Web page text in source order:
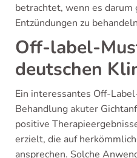
betrachtet, wenn es darum
Entzündungen zu
Off-label-
deutschen
Ein interessantes Off-
Behandlung akuter
positive
erzielt, die auf
ansprechen. Solche